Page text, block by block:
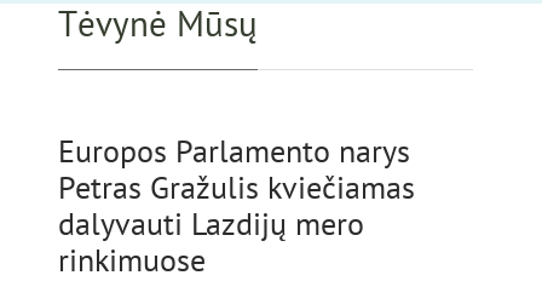
Tėvynė Mūsų
Europos Parlamento narys
Petras Gražulis kviečiamas
dalyvauti Lazdijų mero
rinkimuose